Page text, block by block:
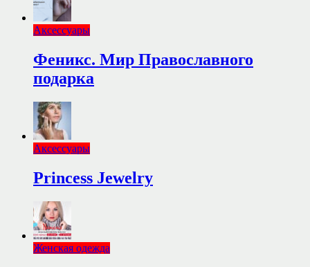
Аксессуары
Феникс. Мир Православного
подарка
Аксессуары
Princess Jewelry
Женская одежда